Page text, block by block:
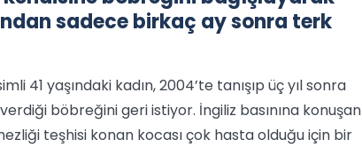
sadece birkaç ay sonra terk
41 yaşındaki kadın, 2004’te tanışıp üç yıl sonra
böbreğini geri istiyor. İngiliz basınına konuşan
teşhisi konan kocası çok hasta olduğu için bir